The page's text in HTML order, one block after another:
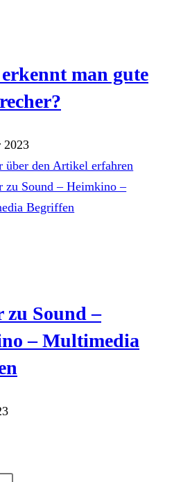
man gute
2023
zu Sound –
– Multimedia